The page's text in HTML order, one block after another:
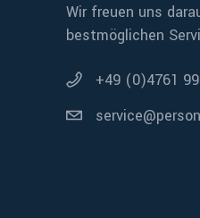
Wir freuen uns
bestmöglichen
+49 (0)4761